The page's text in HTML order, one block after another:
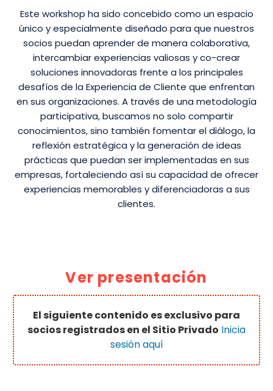
Este workshop ha sido concebido como un espacio
único y especialmente diseñado para que nuestros
socios puedan aprender de manera colaborativa,
intercambiar experiencias valiosas y co-crear
soluciones innovadoras frente a los principales
desafíos de la Experiencia de Cliente que enfrentan
en sus organizaciones. A través de una metodología
participativa, buscamos no solo compartir
conocimientos, sino también fomentar el diálogo, la
reflexión estratégica y la generación de ideas
prácticas que puedan ser implementadas en sus
empresas, fortaleciendo así su capacidad de ofrecer
experiencias memorables y diferenciadoras a sus
clientes.
Ver presentación
El siguiente contenido es exclusivo para
socios registrados en el Sitio Privado Inicia
sesión aquí